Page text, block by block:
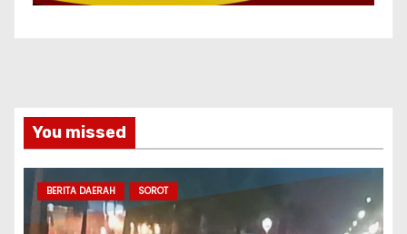
You missed
BERITA DAERAH SOROT